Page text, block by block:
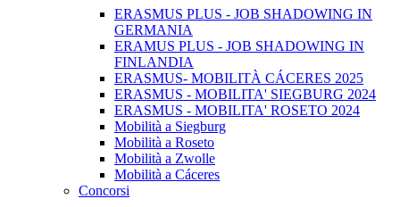
ERASMUS PLUS - JOB SHADOWING IN
GERMANIA
ERAMUS PLUS - JOB SHADOWING IN
FINLANDIA
ERASMUS- MOBILITÀ CÁCERES 2025
ERASMUS - MOBILITA' SIEGBURG 2024
ERASMUS - MOBILITA' ROSETO 2024
Mobilità a Siegburg
Mobilità a Roseto
Mobilità a Zwolle
Mobilità a Cáceres
Concorsi